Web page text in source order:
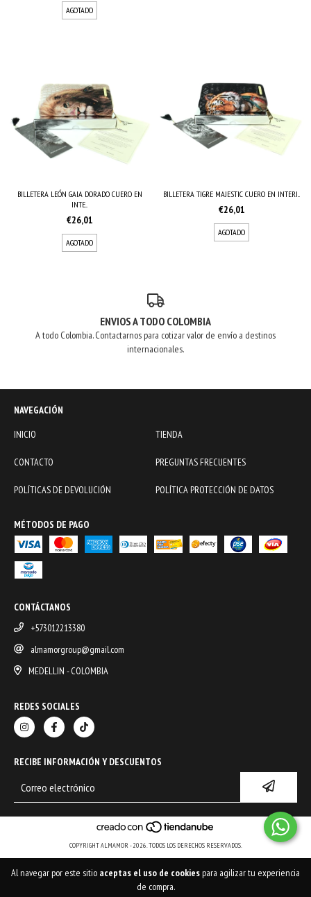
Al navegar por este sitio aceptas el uso de cookiespara agilizar tu experiencia
de compra.
AGOTADO
BILLETERA LEÓN GAIA DORADO CUERO EN
INTE...
€26,01
AGOTADO
BILLETERA TIGRE MAJESTIC CUERO EN INTERI...
€26,01
AGOTADO
ENVIOS A TODO COLOMBIA
A todo Colombia. Contactarnos para cotizar valor de envío a destinos
internacionales.
NAVEGACIÓN
INICIO
TIENDA
CONTACTO PREGUNTAS FRECUENTES
POLÍTICAS DE DEVOLUCIÓN POLÍTICA PROTECCIÓN DE DATOS
MÉTODOS DE PAGO
CONTÁCTANOS
+573012213380
almamorgroup@gmail.com
MEDELLIN - COLOMBIA
REDES SOCIALES
RECIBE INFORMACIÓN Y DESCUENTOS
COPYRIGHT ALMAMOR - 2026. TODOS LOS DERECHOS RESERVADOS.